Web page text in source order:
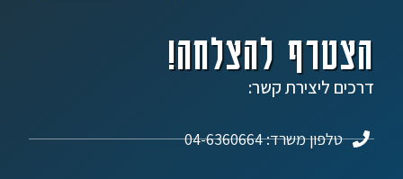
הצטרף להצלחה!
דרכים ליצירת קשר:
טלפון משרד: 04-6360664